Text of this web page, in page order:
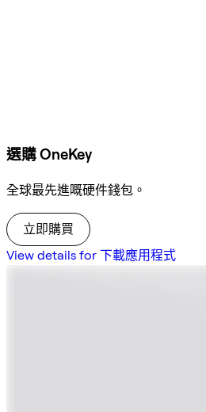
選購 OneKey
全球最先進嘅硬件錢包。
立即購買
View details for 下載應用程式